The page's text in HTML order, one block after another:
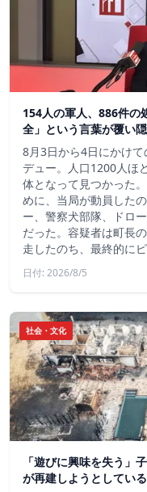
154人の軍人、886件の
全」という言葉が覆い
8月3日から4日にかけ
デュー。人口1200人ほ
体となって見つかった
めに、当局が動員した
ー、警察犬部隊、ドロ
だった。容疑者は町長
走したのち、最終的に
日付: 2026/8/5
社会・文化
「遊びに興味を失う
が再建しようとしてい